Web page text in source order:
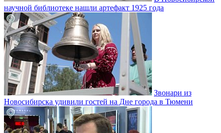
научной библиотеке нашли артефакт 1925 года
Звонари из
Новосибирска удивили гостей на Дне города в Тюмени